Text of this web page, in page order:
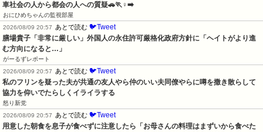
車社会の人から都会の人への質疑🚗🏃♀️➡️
おにひめちゃんの監視部屋
2026/08/09 20:57
あとで読む 🐦Tweet
膳場貴子「非常に厳しい」外国人の永住許可厳格化政府方針に「ヘイトがより進
む方向になると…」
がーるずレポート
2026/08/09 20:57
あとで読む 🐦Tweet
私のフリンを疑った夫が共通の友人やら仲のいい夫同僚やらに噂を撒き散らして
協力を仰いでたらしくイライラする
怒り新党
2026/08/09 20:57
あとで読む 🐦Tweet
用意した朝食を息子が食べずに注意したら「お母さんの料理はまずいから食べた